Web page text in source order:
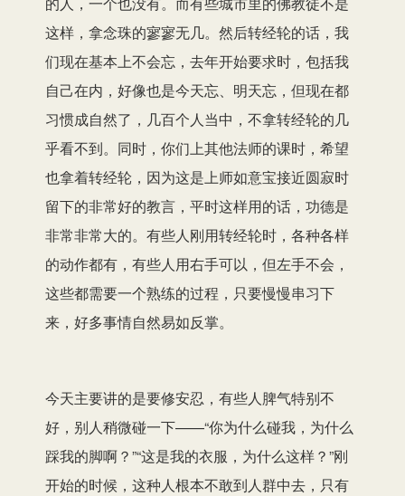
这样，拿念珠的寥寥无几。然后转经轮的话，我
们现在基本上不会忘，去年开始要求时，包括我
自己在内，好像也是今天忘、明天忘，但现在都
习惯成自然了，几百个人当中，不拿转经轮的几
乎看不到。同时，你们上其他法师的课时，希望
也拿着转经轮，因为这是上师如意宝接近圆寂时
留下的非常好的教言，平时这样用的话，功德是
非常非常大的。有些人刚用转经轮时，各种各样
的动作都有，有些人用右手可以，但左手不会，
这些都需要一个熟练的过程，只要慢慢串习下
来，好多事情自然易如反掌。
今天主要讲的是要修安忍，有些人脾气特别不
好，别人稍微碰一下——“你为什么碰我，为什么
踩我的脚啊？”“这是我的衣服，为什么这样？”刚
开始的时候，这种人根本不敢到人群中去，只有